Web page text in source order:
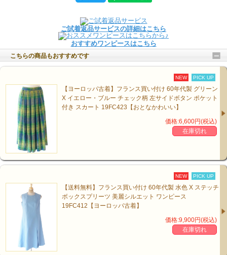
ご試着返品サービスの詳細はこちら
おすすめワンピースはこちら
こちらの商品もおすすめです
NEW PICK UP
【ヨーロッパ古着】フランス買い付け 60年代製 グリーン
X イエロー・ブルー チェック柄 左サイドボタン ポケット
付き スカート 19FC423【おとなかわいい】
価格:6,600円(税込)
在庫切れ
NEW PICK UP
【送料無料】フランス買い付け 60年代製 水色 X ステッチ
ボックスプリーツ 美麗シルエット ワンピース
19FC412【ヨーロッパ古着】
価格:9,900円(税込)
在庫切れ